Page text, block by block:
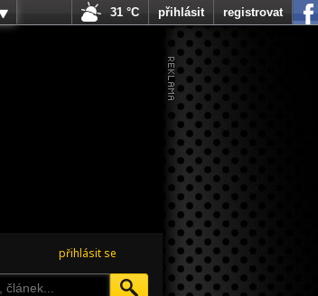
přihlásit se
31 °C přihlásit registrovat